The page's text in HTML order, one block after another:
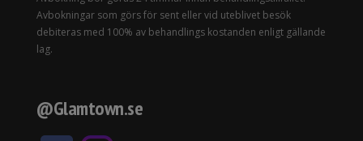
Avbokningar som görs för sent eller vid uteblivet besök
debiteras med 100% av behandlings kostanden enligt gällande
lag.
@Glamtown.se